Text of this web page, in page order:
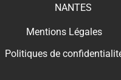
NANTES
Mentions Légales
Politiques de